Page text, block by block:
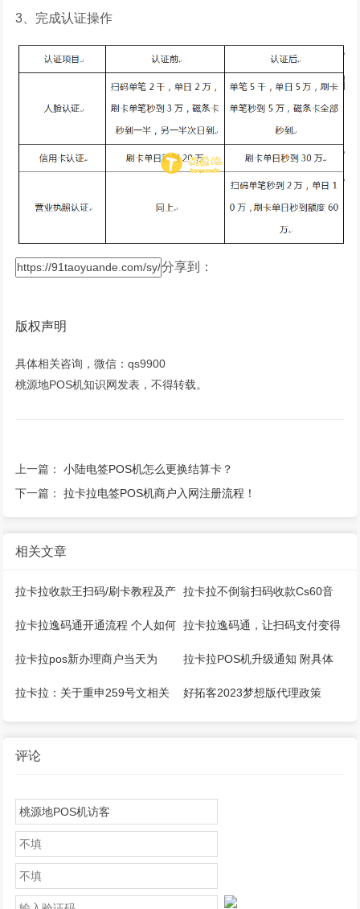
3、完成认证操作
分享到：
版权声明
具体相关咨询，微信：qs9900
桃源地POS机知识网发表，不得转载。
上一篇：小陆电签POS机怎么更换结算卡？
下一篇：拉卡拉电签POS机商户入网注册流程！
相关文章
拉卡拉收款王扫码/刷卡教程及产
品说明
拉卡拉不倒翁扫码收款Cs60音
箱操作手册
拉卡拉逸码通开通流程 个人如何
注册？
拉卡拉逸码通，让扫码支付变得
更加简单！
拉卡拉pos新办理商户当天为
d+1到账，第二天恢复正常
拉卡拉POS机升级通知 附具体
操作流程！
拉卡拉：关于重申259号文相关
规范管理要求的通知
好拓客2023梦想版代理政策
评论